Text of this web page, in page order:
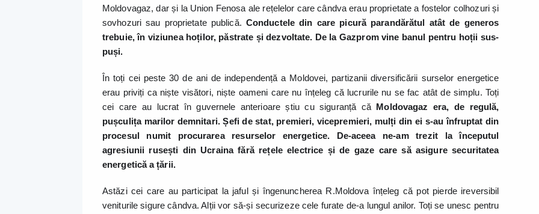
Moldovagaz, dar și la Union Fenosa ale rețelelor care cândva erau proprietate a fostelor colhozuri și
sovhozuri sau proprietate publică. Conductele din care picură parandărătul atât de generos
trebuie, în viziunea hoților, păstrate și dezvoltate. De la Gazprom vine banul pentru hoții sus-
puși.
În toți cei peste 30 de ani de independență a Moldovei, partizanii diversificării surselor energetice
erau priviți ca niște visători, niște oameni care nu înțeleg că lucrurile nu se fac atât de simplu. Toți
cei care au lucrat în guvernele anterioare știu cu siguranță că Moldovagaz era, de regulă,
pușculița marilor demnitari. Șefi de stat, premieri, vicepremieri, mulți din ei s-au înfruptat din
procesul numit procurarea resurselor energetice.
De-aceea ne-am trezit la începutul
agresiunii rusești din Ucraina fără rețele electrice și de gaze care să asigure securitatea
energetică a țării.
Astăzi cei care au participat la jaful și îngenuncherea R.Moldova înțeleg că pot pierde ireversibil
veniturile sigure cândva. Alții vor să-și securizeze cele furate de-a lungul anilor. Toți se unesc pentru